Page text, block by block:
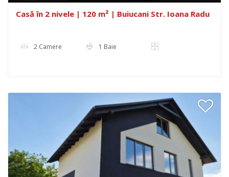
Casă în 2 nivele | 120 m² | Buiucani Str. Ioana Radu
2 Camere 1 Baie